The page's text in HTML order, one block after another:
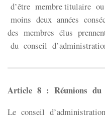
d’être membre titulaire
moins deux années
des membres élus
du conseil
Article 8 : Réunions du
Le conseil